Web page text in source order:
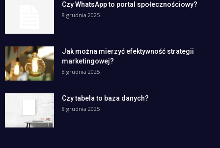
Czy WhatsApp to portal społecznościowy?
8 grudnia 2025
Jak można mierzyć efektywność strategii
marketingowej?
8 grudnia 2025
Czy tabela to baza danych?
8 grudnia 2025